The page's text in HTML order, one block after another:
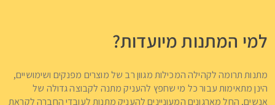
למי המתנות מיועדות?
מתנות תרומה לקהילה המכילות מגוון רב של מוצרים מפנקים ושימושיים,
הינן מתאימות עבור כל מי שחפץ להעניק מתנה לקבוצה גדולה של
אנשים, החל מארגונים המעוניינים להעניק מתנות לעובדי החברה לקראת